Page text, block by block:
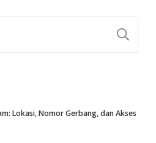
Lokasi, Nomor Gerbang, dan Akses